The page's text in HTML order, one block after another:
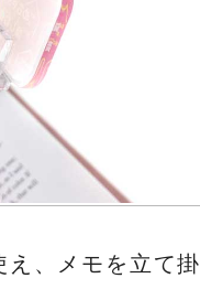
え、メモを立て